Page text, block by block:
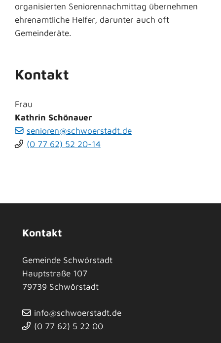
organisierten Seniorennachmittag übernehmen
ehrenamtliche Helfer, darunter auch oft
Gemeinderäte.
Kontakt
Frau
Kathrin Schönauer
senioren@schwoerstadt.de
(0 77 62) 52 20-14
Kontakt
Gemeinde Schwörstadt
Hauptstraße 107
79739 Schwörstadt
info@schwoerstadt.de
(0 77 62) 5 22 00